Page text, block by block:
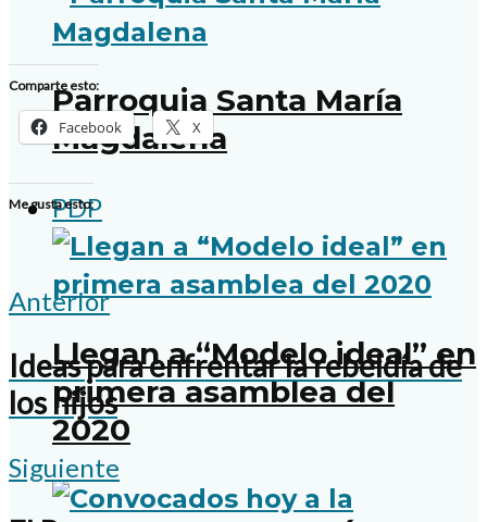
Parroquia Santa María
Magdalena
PDP
Llegan a “Modelo ideal” en
primera asamblea del
2020
Comparte esto:
Facebook X
Me gusta esto:
Anterior
Ideas para enfrentar la rebeldía de
los hijos
Siguiente